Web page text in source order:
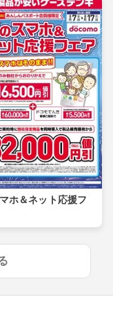
ホ＆ネット応援フ